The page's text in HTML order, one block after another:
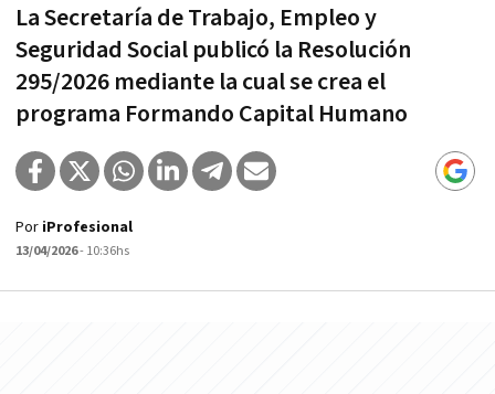
La Secretaría de Trabajo, Empleo y
Seguridad Social publicó la Resolución
295/2026 mediante la cual se crea el
programa Formando Capital Humano
Por iProfesional
13/04/2026- 10:36hs